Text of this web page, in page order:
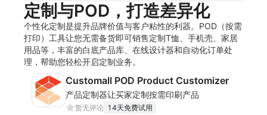
定制与POD，打造差异化
个性化定制是提升品牌价值与客户粘性的利器。POD（按需
打印）工具让您无需备货即可销售定制T恤、手机壳、家居
用品等，丰富的白底产品库、在线设计器和自动化订单处
理，帮助您轻松开启定制业务。
Customall POD Product Customizer
产品定制器让买家定制按需印刷产品
暂无评论 14天免费试用